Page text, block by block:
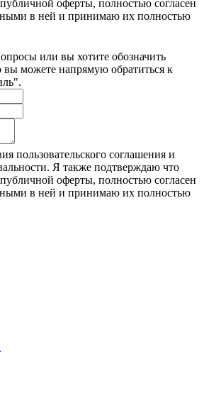
оферты, полностью согласен
в ней и принимаю их полностью
или вы хотите обозначить
вы можете напрямую обратиться к
пользовательского соглашения и
Я также подтверждаю что
оферты, полностью согласен
в ней и принимаю их полностью